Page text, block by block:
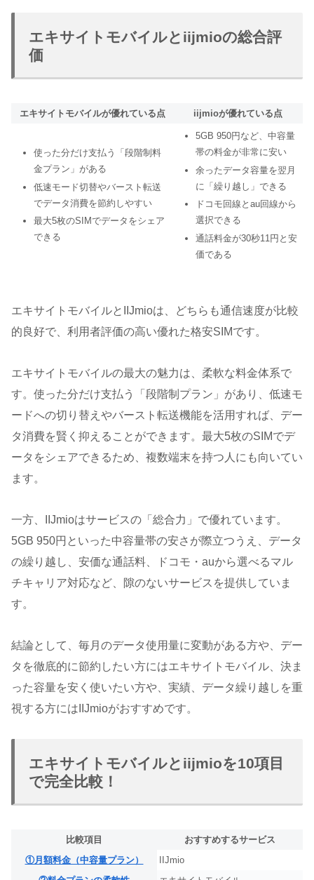
エキサイトモバイルとiijmioの総合評
価
エキサイトモバイルが優れている点 iijmioが優れている点
使った分だけ支払う「段階制料
金プラン」がある
低速モード切替やバースト転送
でデータ消費を節約しやすい
最大5枚のSIMでデータをシェア
できる
5GB 950円など、中容量
帯の料金が非常に安い
余ったデータ容量を翌月
に「繰り越し」できる
ドコモ回線とau回線から
選択できる
通話料金が30秒11円と安
価である
エキサイトモバイルとIIJmioは、どちらも通信速度が比較
的良好で、利用者評価の高い優れた格安SIMです。
エキサイトモバイルの最大の魅力は、柔軟な料金体系で
す。使った分だけ支払う「段階制プラン」があり、低速モ
ードへの切り替えやバースト転送機能を活用すれば、デー
タ消費を賢く抑えることができます。最大5枚のSIMでデ
ータをシェアできるため、複数端末を持つ人にも向いてい
ます。
一方、IIJmioはサービスの「総合力」で優れています。
5GB 950円といった中容量帯の安さが際立つうえ、データ
の繰り越し、安価な通話料、ドコモ・auから選べるマル
チキャリア対応など、隙のないサービスを提供していま
す。
結論として、毎月のデータ使用量に変動がある方や、デー
タを徹底的に節約したい方にはエキサイトモバイル、決ま
った容量を安く使いたい方や、実績、データ繰り越しを重
視する方にはIIJmioがおすすめです。
エキサイトモバイルとiijmioを10項目
で完全比較！
比較項目
おすすめするサービス
①月額料金（中容量プラン）
IIJmio